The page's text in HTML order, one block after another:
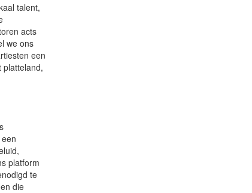
talent,
acts
we ons
een
platteland,
platform
te
die